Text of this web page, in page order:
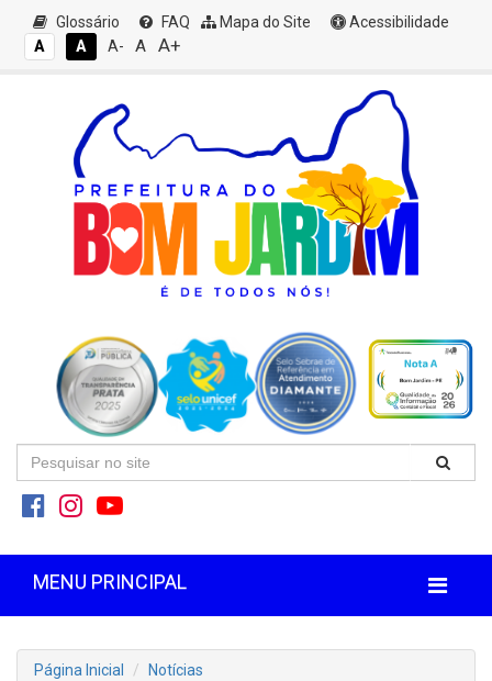
Glossário FAQ Mapa do Site
Acessibilidade
A
A A- A A+
MENU PRINCIPAL
Página Inicial
Notícias